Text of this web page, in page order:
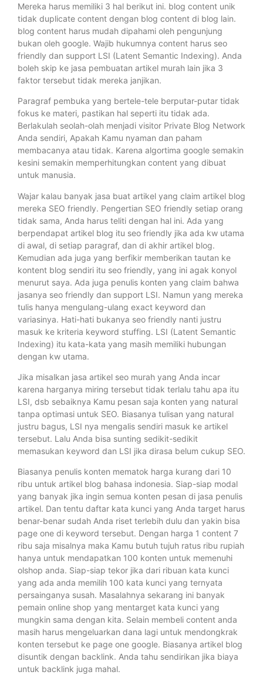
Mereka harus memiliki 3 hal berikut ini. blog content unik
tidak duplicate content dengan blog content di blog lain.
blog content harus mudah dipahami oleh pengunjung
bukan oleh google. Wajib hukumnya content harus seo
friendly dan support LSI (Latent Semantic Indexing). Anda
boleh skip ke jasa pembuatan artikel murah lain jika 3
faktor tersebut tidak mereka janjikan.
Paragraf pembuka yang bertele-tele berputar-putar tidak
fokus ke materi, pastikan hal seperti itu tidak ada.
Berlakulah seolah-olah menjadi visitor Private Blog Network
Anda sendiri, Apakah Kamu nyaman dan paham
membacanya atau tidak. Karena algortima google semakin
kesini semakin memperhitungkan content yang dibuat
untuk manusia.
Wajar kalau banyak jasa buat artikel yang claim artikel blog
mereka SEO friendly. Pengertian SEO friendly setiap orang
tidak sama, Anda harus teliti dengan hal ini. Ada yang
berpendapat artikel blog itu seo friendly jika ada kw utama
di awal, di setiap paragraf, dan di akhir artikel blog.
Kemudian ada juga yang berfikir memberikan tautan ke
kontent blog sendiri itu seo friendly, yang ini agak konyol
menurut saya. Ada juga penulis konten yang claim bahwa
jasanya seo friendly dan support LSI. Namun yang mereka
tulis hanya mengulang-ulang exact keyword dan
variasinya. Hati-hati bukanya seo friendly nanti justru
masuk ke kriteria keyword stuffing. LSI (Latent Semantic
Indexing) itu kata-kata yang masih memiliki hubungan
dengan kw utama.
Jika misalkan jasa artikel seo murah yang Anda incar
karena harganya miring tersebut tidak terlalu tahu apa itu
LSI, dsb sebaiknya Kamu pesan saja konten yang natural
tanpa optimasi untuk SEO. Biasanya tulisan yang natural
justru bagus, LSI nya mengalis sendiri masuk ke artikel
tersebut. Lalu Anda bisa sunting sedikit-sedikit
memasukan keyword dan LSI jika dirasa belum cukup SEO.
Biasanya penulis konten mematok harga kurang dari 10
ribu untuk artikel blog bahasa indonesia. Siap-siap modal
yang banyak jika ingin semua konten pesan di jasa penulis
artikel. Dan tentu daftar kata kunci yang Anda target harus
benar-benar sudah Anda riset terlebih dulu dan yakin bisa
page one di keyword tersebut. Dengan harga 1 content 7
ribu saja misalnya maka Kamu butuh tujuh ratus ribu rupiah
hanya untuk mendapatkan 100 konten untuk memenuhi
olshop anda. Siap-siap tekor jika dari ribuan kata kunci
yang ada anda memilih 100 kata kunci yang ternyata
persainganya susah. Masalahnya sekarang ini banyak
pemain online shop yang mentarget kata kunci yang
mungkin sama dengan kita. Selain membeli content anda
masih harus mengeluarkan dana lagi untuk mendongkrak
konten tersebut ke page one google. Biasanya artikel blog
disuntik dengan backlink. Anda tahu sendirikan jika biaya
untuk backlink juga mahal.